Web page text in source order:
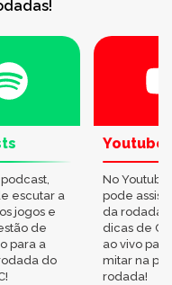
escutar a
jogos e
de
para a
do
Youtube
No
pode
da rodada,
dicas de
ao vivo
mitar na
rodada!